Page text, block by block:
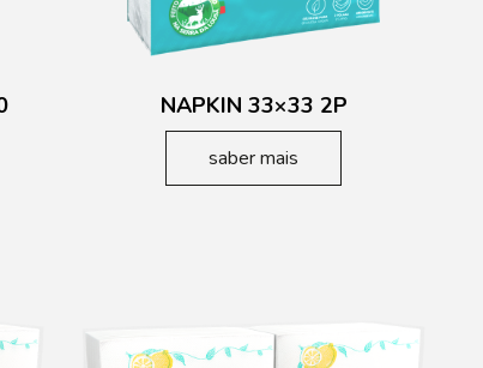
NAPKIN 33×33 2P
saber mais